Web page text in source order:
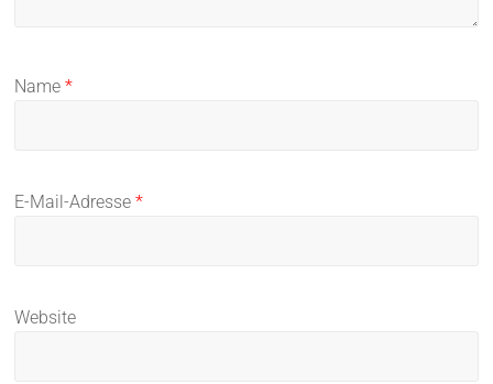
Name*
E-Mail-Adresse*
Website